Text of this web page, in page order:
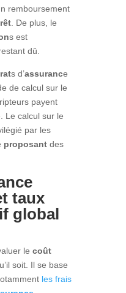
remboursement
. De plus, le
s est
dû.
s d’assurance
de calcul sur le
payent
Le calcul sur le
par les
proposantdes
taux
global
le coût
soit. Il se base
les frais